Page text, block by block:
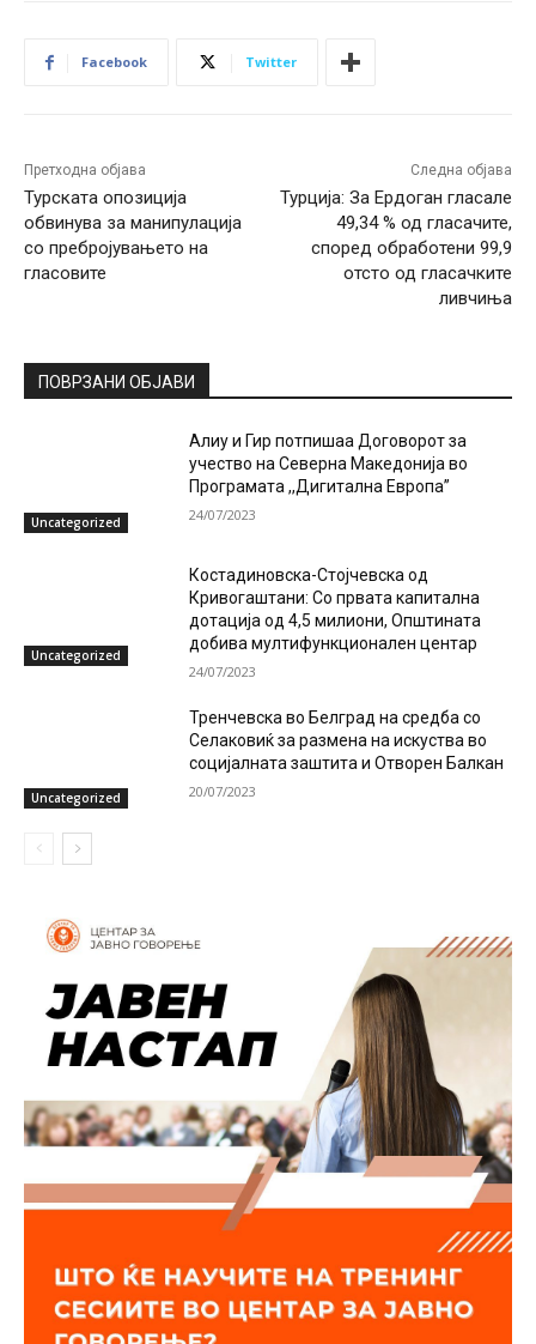
Facebook Twitter
Претходна објава
Турската опозиција
обвинува за манипулација
со пребројувањето на
гласовите
Следна објава
Турција: За Ердоган гласале
49,34 % од гласачите,
според обработени 99,9
отсто од гласачките
ливчиња
ПОВРЗАНИ ОБЈАВИ
Uncategorized
Алиу и Гир потпишаа Договорот за
учество на Северна Македонија во
Програмата ,,Дигитална Европа”
24/07/2023
Uncategorized
Костадиновска-Стојчевска од
Кривогаштани: Со првата капитална
дотација од 4,5 милиони, Општината
добива мултифункционален центар
24/07/2023
Uncategorized
Тренчевска во Белград на средба со
Селаковиќ за размена на искуства во
социјалната заштита и Отворен Балкан
20/07/2023